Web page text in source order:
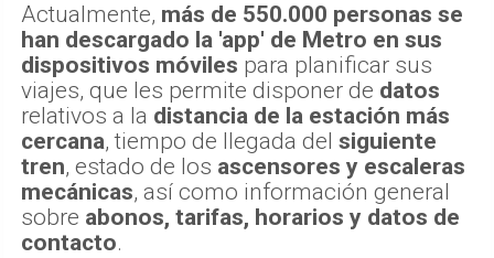
Actualmente, más de 550.000 personas se
han descargado la 'app' de Metro en sus
dispositivos móviles para planificar sus
viajes, que les permite disponer de datos
relativos a la distancia de la estación más
cercana, tiempo de llegada del siguiente
tren, estado de los ascensores y escaleras
mecánicas, así como información general
sobre abonos, tarifas, horarios y datos de
contacto.